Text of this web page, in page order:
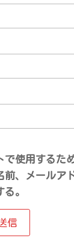
で使用するた
、メールア
。